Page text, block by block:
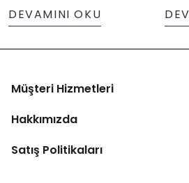
ekleme alanından
yararlanabilirsin.
DEVAMINI OKU
Müşteri Hizmetleri
Hakkımızda
Satış Politikaları